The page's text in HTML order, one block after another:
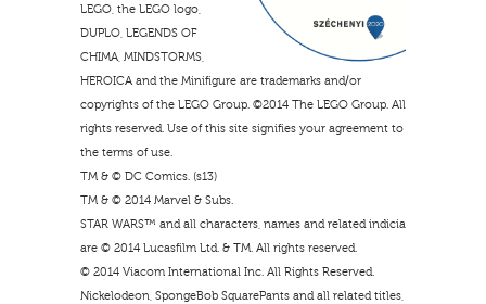
LEGO, the LEGO logo,
DUPLO, LEGENDS OF
CHIMA, MINDSTORMS,
HEROICA and the Minifigure are trademarks and/or
copyrights of the LEGO Group. ©2014 The LEGO Group. All
rights reserved. Use of this site signifies your agreement to
the terms of use.
TM & © DC Comics. (s13)
TM & © 2014 Marvel & Subs.
STAR WARS™ and all characters, names and related indicia
are © 2014 Lucasfilm Ltd. & TM. All rights reserved.
© 2014 Viacom International Inc. All Rights Reserved.
Nickelodeon, SpongeBob SquarePants and all related titles,